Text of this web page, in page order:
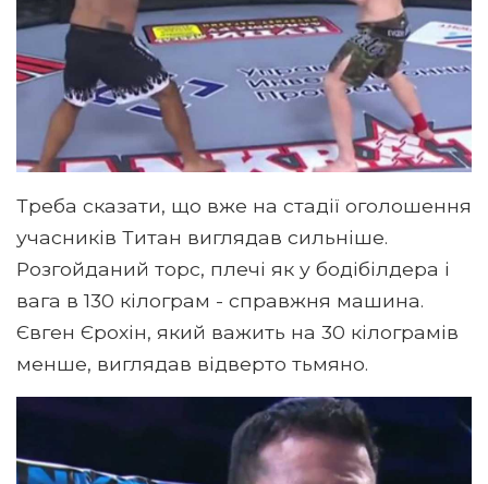
Треба сказати, що вже на стадії оголошення
учасників Титан виглядав сильніше.
Розгойданий торс, плечі як у бодібілдера і
вага в 130 кілограм - справжня машина.
Євген Єрохін, який важить на 30 кілограмів
менше, виглядав відверто тьмяно.